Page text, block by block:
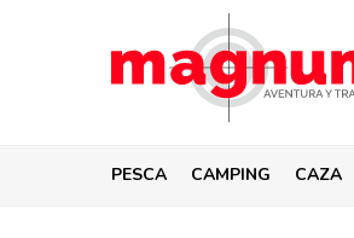
PESCA CAMPING CAZA